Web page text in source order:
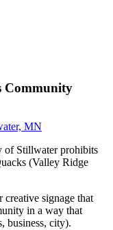
Community
MN
of Stillwater prohibits
(Valley Ridge
signage that
in a way that
business, city).